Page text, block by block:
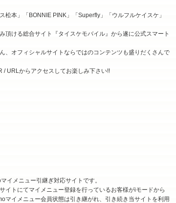
松本」「BONNIE PINK」「Superfly」「ウルフルケイスケ」
頂ける総合サイト『タイスケモバイル』から遂に公式スマート
、オフィシャルサイトならではのコンテンツも盛りだくさんで
/ URLからアクセスしてお楽しみ下さい!!
イメニュー引継ぎ対応サイトです。
イトにてマイメニュー登録を行っているお客様がiモードから
マイメニュー会員状態は引き継がれ、引き続き当サイトを利用